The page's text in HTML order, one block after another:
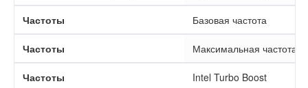
Частоты Базовая частота
Частоты Максимальная частота
Частоты Intel Turbo Boost